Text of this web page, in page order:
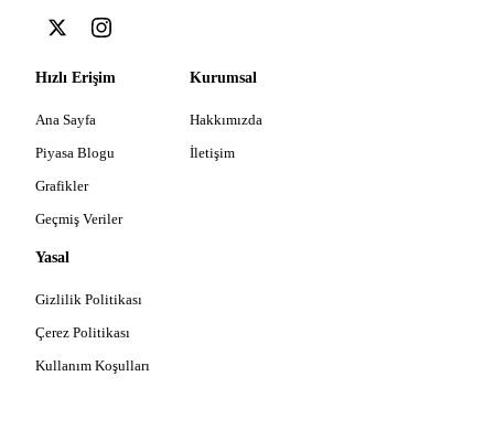
Hızlı Erişim
Ana Sayfa
Piyasa Blogu
Grafikler
Geçmiş Veriler
Kurumsal
Hakkımızda
İletişim
Yasal
Gizlilik Politikası
Çerez Politikası
Kullanım Koşulları